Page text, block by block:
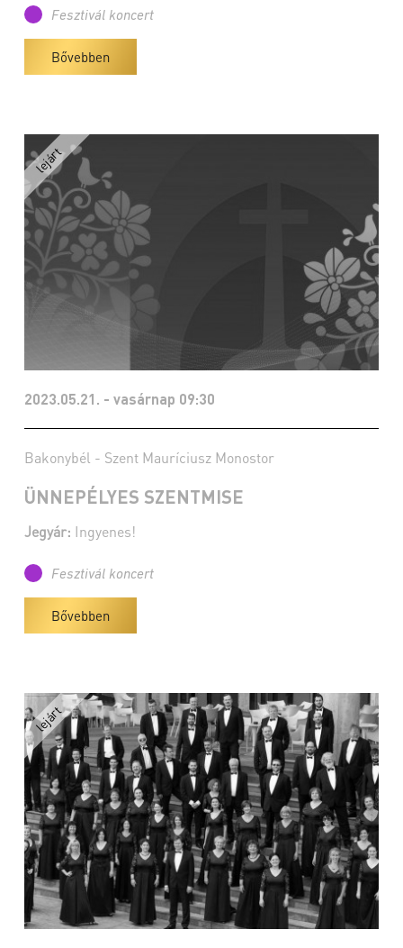
Fesztivál koncert
Bővebben
2023.05.21. - vasárnap 09:30
Bakonybél - Szent Mauríciusz Monostor
ÜNNEPÉLYES SZENTMISE
Jegyár: Ingyenes!
Fesztivál koncert
Bővebben